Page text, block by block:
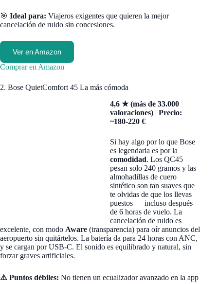
🎯 Ideal para: Viajeros exigentes que quieren la mejor
cancelación de ruido sin concesiones.
Ver en Amazon
Comprar en Amazon
2. Bose QuietComfort 45 La más cómoda
4,6 ★ (más de 33.000
valoraciones) |Precio:
~180-220 €
Si hay algo por lo que Bose
es legendaria es por la
comodidad. Los QC45
pesan solo 240 gramos y las
almohadillas de cuero
sintético son tan suaves que
te olvidas de que los llevas
puestos — incluso después
de 6 horas de vuelo. La
cancelación de ruido es
excelente, con modo Aware (transparencia) para oír anuncios del
aeropuerto sin quitártelos. La batería da para 24 horas con ANC,
y se cargan por USB-C. El sonido es equilibrado y natural, sin
forzar graves artificiales.
⚠️ Puntos débiles: No tienen un ecualizador avanzado en la app